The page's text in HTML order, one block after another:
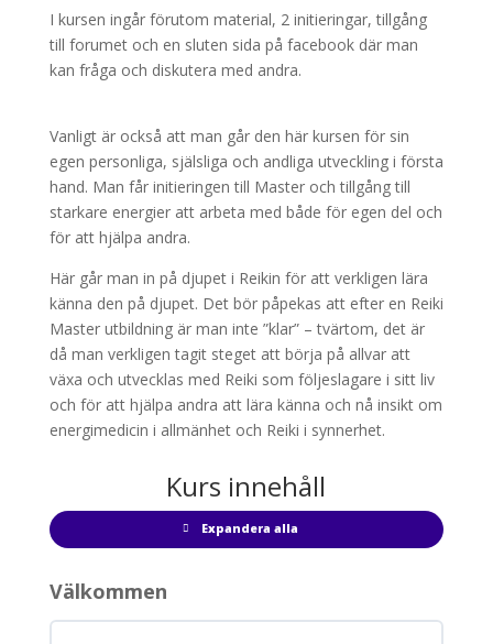
I kursen ingår förutom material, 2 initieringar, tillgång
till forumet och en sluten sida på facebook där man
kan fråga och diskutera med andra.
Vanligt är också att man går den här kursen för sin
egen personliga, själsliga och andliga utveckling i första
hand. Man får initieringen till Master och tillgång till
starkare energier att arbeta med både för egen del och
för att hjälpa andra.
Här går man in på djupet i Reikin för att verkligen lära
känna den på djupet. Det bör påpekas att efter en Reiki
Master utbildning är man inte ”klar” – tvärtom, det är
då man verkligen tagit steget att börja på allvar att
växa och utvecklas med Reiki som följeslagare i sitt liv
och för att hjälpa andra att lära känna och nå insikt om
energimedicin i allmänhet och Reiki i synnerhet.
Kurs innehåll
Expandera alla
Avsnitt
Välkommen